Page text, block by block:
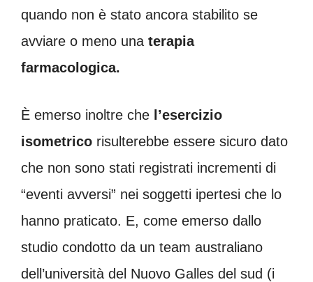
quando non è stato ancora stabilito se
avviare o meno una terapia
farmacologica.
È emerso inoltre che l’esercizio
isometrico risulterebbe essere sicuro dato
che non sono stati registrati incrementi di
“eventi avversi” nei soggetti ipertesi che lo
hanno praticato. E, come emerso dallo
studio condotto da un team australiano
dell’università del Nuovo Galles del sud (i